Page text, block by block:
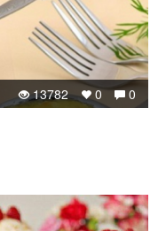
0
0
13782